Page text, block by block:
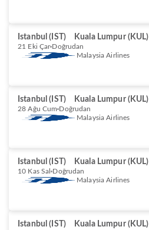
Istanbul (IST) Kuala Lumpur (KUL)
21 Eki Çar Doğrudan
Malaysia Airlines
Istanbul (IST) Kuala Lumpur (KUL)
28 Ağu Cum Doğrudan
Malaysia Airlines
Istanbul (IST) Kuala Lumpur (KUL)
10 Kas Sal Doğrudan
Malaysia Airlines
Istanbul (IST) Kuala Lumpur (KUL)